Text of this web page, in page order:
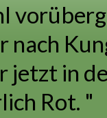
nach
jetzt in
Rot. "